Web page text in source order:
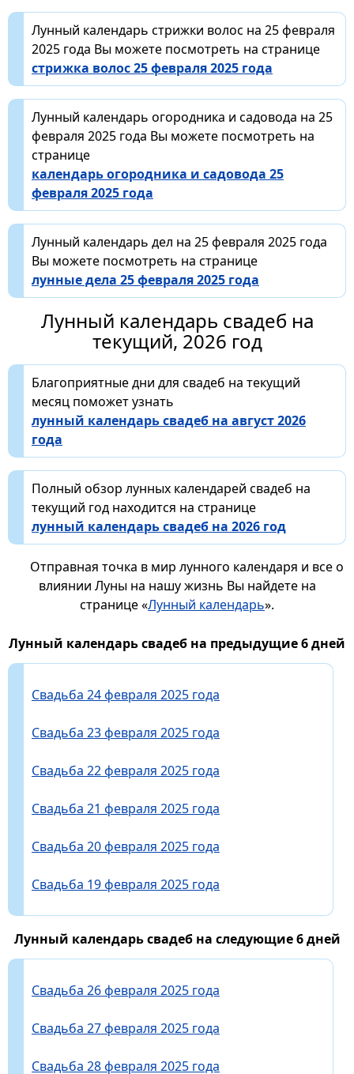
Лунный календарь стрижки волос на 25 февраля
2025 года Вы можете посмотреть на странице
стрижка волос 25 февраля 2025 года
Лунный календарь огородника и садовода на 25
февраля 2025 года Вы можете посмотреть на
странице
календарь огородника и садовода 25
февраля 2025 года
Лунный календарь дел на 25 февраля 2025 года
Вы можете посмотреть на странице
лунные дела 25 февраля 2025 года
Лунный календарь свадеб на
текущий, 2026 год
Благоприятные дни для свадеб на текущий
месяц поможет узнать
лунный календарь свадеб на август 2026
года
Полный обзор лунных календарей свадеб на
текущий год находится на странице
лунный календарь свадеб на 2026 год
Отправная точка в мир лунного календаря и все о
влиянии Луны на нашу жизнь Вы найдете на
странице «Лунный календарь».
Лунный календарь свадеб на предыдущие 6 дней
Свадьба 24 февраля 2025 года
Свадьба 23 февраля 2025 года
Свадьба 22 февраля 2025 года
Свадьба 21 февраля 2025 года
Свадьба 20 февраля 2025 года
Свадьба 19 февраля 2025 года
Лунный календарь свадеб на следующие 6 дней
Свадьба 26 февраля 2025 года
Свадьба 27 февраля 2025 года
Свадьба 28 февраля 2025 года